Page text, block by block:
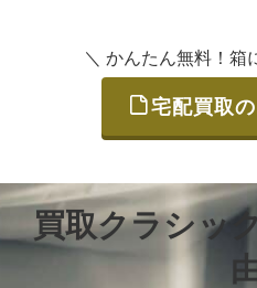
＼ かんたん無料！箱
宅配買取
買取クラシッ